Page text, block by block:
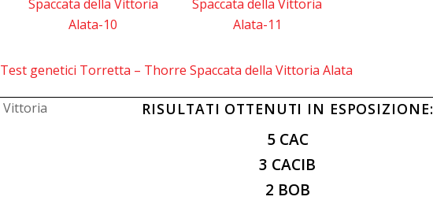
Test genetici Torretta – Thorre Spaccata della Vittoria Alata
RISULTATI OTTENUTI IN ESPOSIZIONE:
5 CAC
3 CACIB
2 BOB